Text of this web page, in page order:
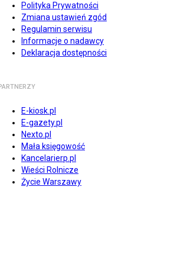
Polityka Prywatności
Zmiana ustawień zgód
Regulamin serwisu
Informacje o nadawcy
Deklaracja dostępności
E-kiosk.pl
E-gazety.pl
Nexto.pl
Mała księgowość
Kancelarierp.pl
Wieści Rolnicze
Życie Warszawy